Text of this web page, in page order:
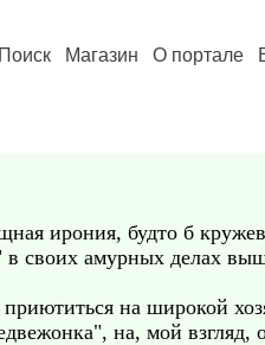
Магазин О портале
ирония, будто б
в своих амурных делах
на широкой
на, мой взгляд,